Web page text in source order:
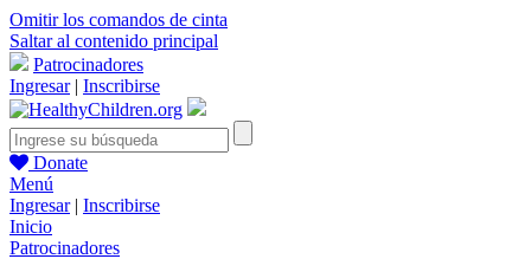
Omitir los comandos de cinta
Saltar al contenido principal
Patrocinadores
Ingresar| Inscribirse
Donate
Menú
Ingresar| Inscribirse
Inicio
Patrocinadores